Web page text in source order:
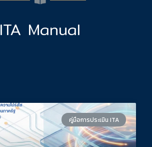
ITA Manual
คู่มือการประเมิน ITA